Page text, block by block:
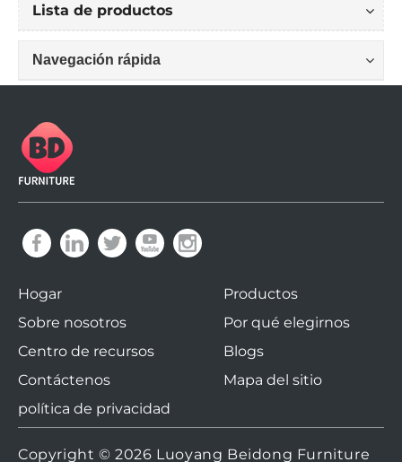
Lista de productos
Navegación rápida
Hogar
Productos
Sobre nosotros
Por qué elegirnos
Centro de recursos
Blogs
Contáctenos
Mapa del sitio
política de privacidad
Copyright ©2026 Luoyang Beidong Furniture